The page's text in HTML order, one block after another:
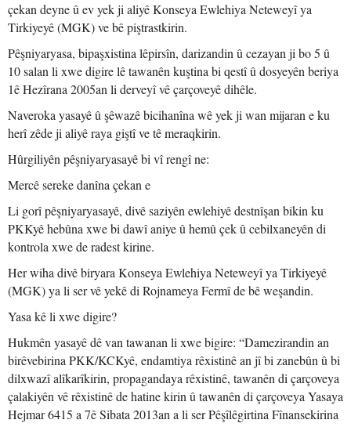
çekan deyne û ev yek ji aliyê Konseya Ewlehiya Neteweyî ya
Tirkiyeyê (MGK) ve bê piştrastkirin.
Pêşniyaryasa, bipaşxistina lêpirsîn, darizandin û cezayan ji bo 5 û
10 salan li xwe digire lê tawanên kuştina bi qestî û dosyeyên beriya
1ê Hezîrana 2005an li derveyî vê çarçoveyê dihêle.
Naveroka yasayê û şêwazê bicihanîna wê yek ji wan mijaran e ku
herî zêde ji aliyê raya giştî ve tê meraqkirin.
Hûrgiliyên pêşniyaryasayê bi vî rengî ne:
Mercê sereke danîna çekan e
Li gorî pêşniyaryasayê, divê saziyên ewlehiyê destnîşan bikin ku
PKKyê hebûna xwe bi dawî aniye û hemû çek û cebilxaneyên di
kontrola xwe de radest kirine.
Her wiha divê biryara Konseya Ewlehiya Neteweyî ya Tirkiyeyê
(MGK) ya li ser vê yekê di Rojnameya Fermî de bê weşandin.
Yasa kê li xwe digire?
Hukmên yasayê dê van tawanan li xwe bigire: “Damezirandin an
birêvebirina PKK/KCKyê, endamtiya rêxistinê an jî bi zanebûn û bi
dilxwazî alîkarîkirin, propagandaya rêxistinê, tawanên di çarçoveya
çalakiyên vê rêxistinê de hatine kirin û tawanên di çarçoveya Yasaya
Hejmar 6415 a 7ê Sibata 2013an a li ser Pêşîlêgirtina Fînansekirina